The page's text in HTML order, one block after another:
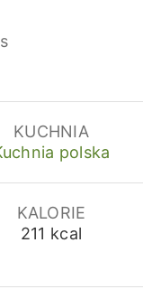
KUCHNIA
polska
KALORIE
211 kcal